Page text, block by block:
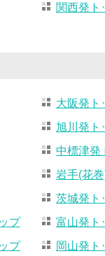
関西発ト
大阪発ト
旭川発ト
中標津発
岩手(花
茨城発ト
プ 富山発ト
プ 岡山発ト